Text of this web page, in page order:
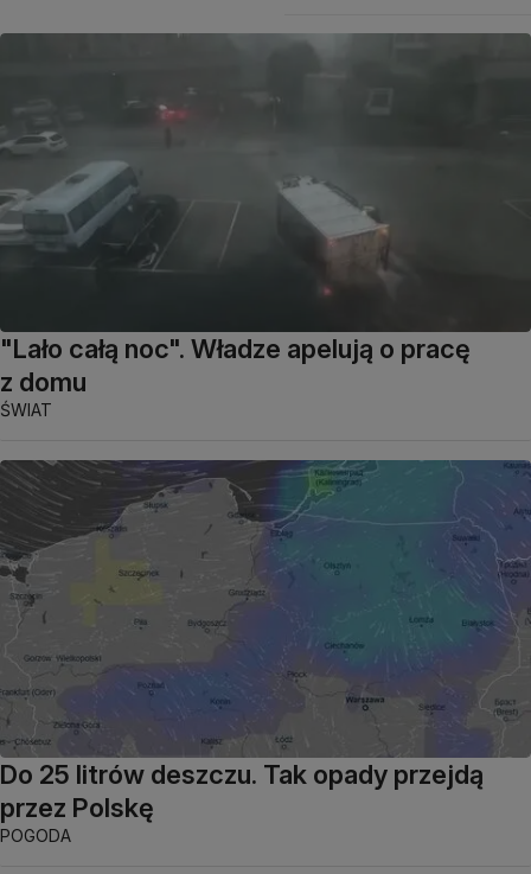
"Lało całą noc". Władze apelują o pracę
z domu
ŚWIAT
Do 25 litrów deszczu. Tak opady przejdą
przez Polskę
POGODA